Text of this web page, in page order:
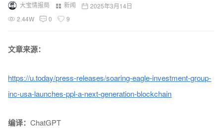
大宝情报局 新闻
2025年3月14日
2.44W
0 9
文章来源：
https://u.today/press-releases/soaring-eagle-investment-group-
inc-usa-launches-ppl-a-next-generation-blockchain
编译：ChatGPT